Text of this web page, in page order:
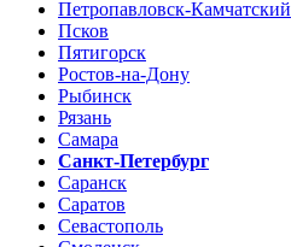
Петропавловск-Камчатский
Псков
Пятигорск
Ростов-на-Дону
Рыбинск
Рязань
Самара
Санкт-Петербург
Саранск
Саратов
Севастополь